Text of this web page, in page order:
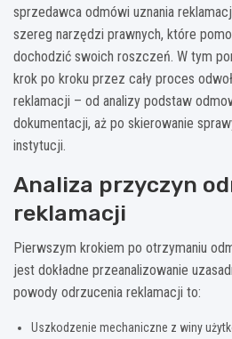
sprzedawca odmówi uznania
szereg narzędzi prawnych, które
dochodzić swoich roszczeń. W tym
krok po kroku przez cały proces
reklamacji – od analizy podstaw
dokumentacji, aż po skierowanie
instytucji.
Analiza przyczyn
reklamacji
Pierwszym krokiem po otrzymaniu
jest dokładne przeanalizowanie
powody odrzucenia reklamacji to:
Uszkodzenie mechaniczne z winy